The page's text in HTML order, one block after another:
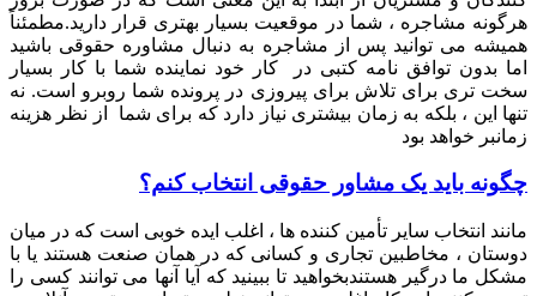
هرگونه مشاجره ، شما در موقعیت بسیار بهتری قرار دارید.مطمئناً
همیشه می توانید پس از مشاجره به دنبال مشاوره حقوقی باشید
اما بدون توافق نامه کتبی در کار خود نماینده شما با کار بسیار
سخت تری برای تلاش برای پیروزی در پرونده شما روبرو است. نه
تنها این ، بلکه به زمان بیشتری نیاز دارد که برای شما از نظر هزینه
زمانبر خواهد بود
چگونه باید یک مشاور حقوقی انتخاب کنم؟
مانند انتخاب سایر تأمین کننده ها ، اغلب ایده خوبی است که در میان
دوستان ، مخاطبین تجاری و کسانی که در همان صنعت هستند یا با
مشکل ما درگیر هستندبخواهید تا ببینید که آیا آنها می توانند کسی را